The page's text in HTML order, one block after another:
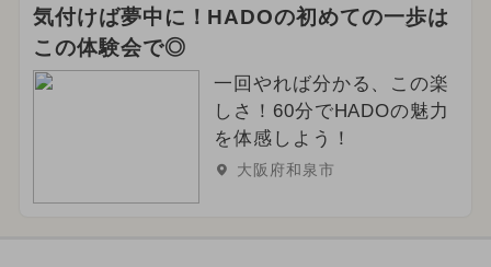
気付けば夢中に！HADOの初めての一歩は
この体験会で◎
一回やれば分かる、この楽
しさ！60分でHADOの魅力
を体感しよう！
大阪府和泉市